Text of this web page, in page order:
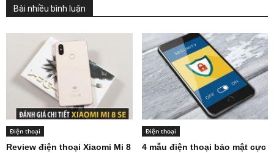
Bài nhiều bình luận
Điện thoại
Review điện thoại Xiaomi Mi 8
Điện thoại
4 mẫu điện thoại bảo mật cực